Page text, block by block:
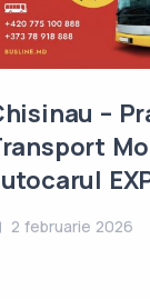
–
2 februarie 2026